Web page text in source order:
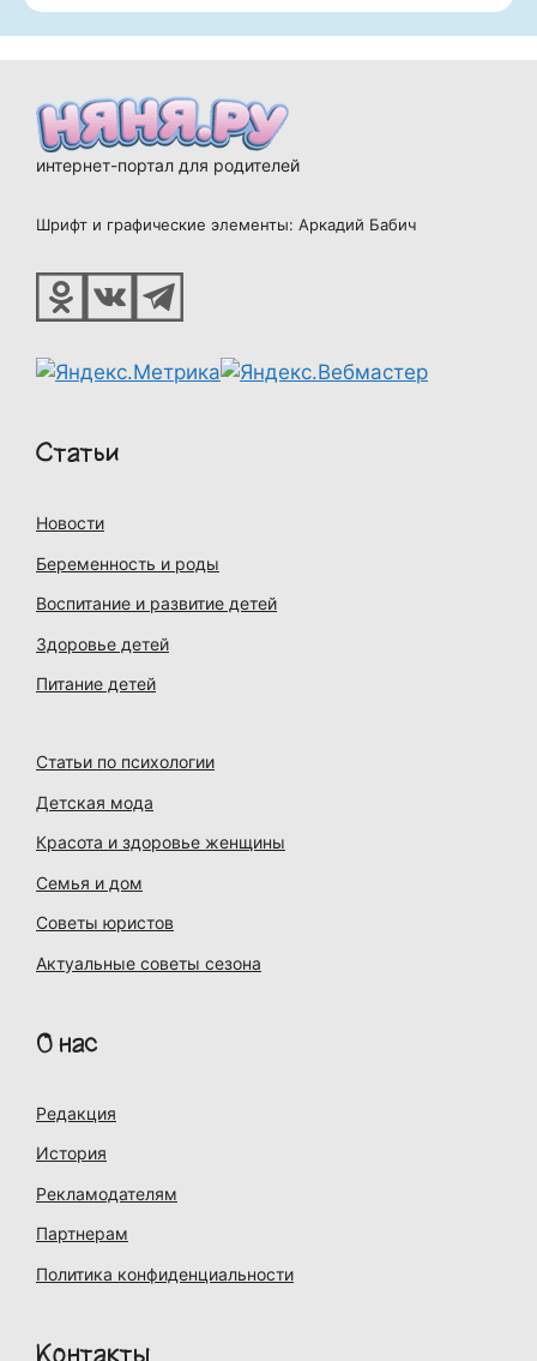
интернет-портал для родителей
Шрифт и графические элементы: Аркадий Бабич
Статьи
Новости
Беременность и роды
Воспитание и развитие детей
Здоровье детей
Питание детей
Статьи по психологии
Детская мода
Красота и здоровье женщины
Семья и дом
Советы юристов
Актуальные советы сезона
О нас
Редакция
История
Рекламодателям
Партнерам
Политика конфиденциальности
Контакты